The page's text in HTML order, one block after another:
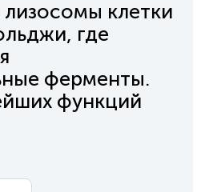
клетки
где
ферменты.
функций